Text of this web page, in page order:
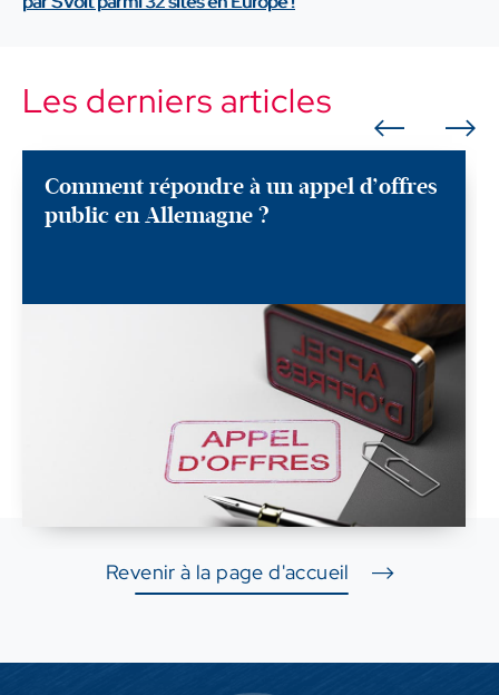
Les derniers articles
Comment répondre à un appel d’offres
public en Allemagne ?
Revenir à la page d'accueil